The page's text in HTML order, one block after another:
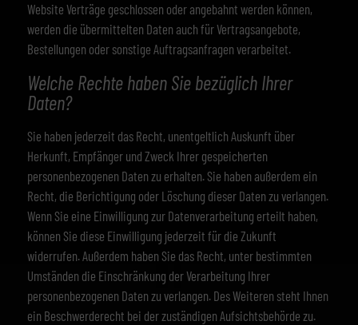
Website Verträge geschlossen oder angebahnt werden können,
werden die übermittelten Daten auch für Vertragsangebote,
Bestellungen oder sonstige Auftragsanfragen verarbeitet.
Welche Rechte haben Sie bezüglich Ihrer
Daten?
Sie haben jederzeit das Recht, unentgeltlich Auskunft über
Herkunft, Empfänger und Zweck Ihrer gespeicherten
personenbezogenen Daten zu erhalten. Sie haben außerdem ein
Recht, die Berichtigung oder Löschung dieser Daten zu verlangen.
Wenn Sie eine Einwilligung zur Datenverarbeitung erteilt haben,
können Sie diese Einwilligung jederzeit für die Zukunft
widerrufen. Außerdem haben Sie das Recht, unter bestimmten
Umständen die Einschränkung der Verarbeitung Ihrer
personenbezogenen Daten zu verlangen. Des Weiteren steht Ihnen
ein Beschwerderecht bei der zuständigen Aufsichtsbehörde zu.